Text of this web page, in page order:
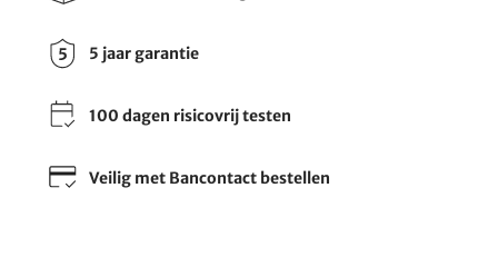
5 jaar garantie
100 dagen risicovrij testen
Veilig met Bancontact bestellen